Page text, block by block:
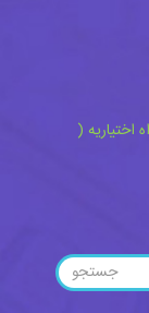
اختیاریه (